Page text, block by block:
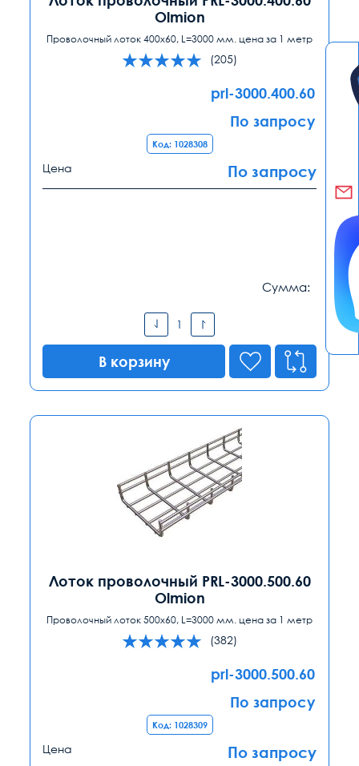
Olmion
Проволочный лоток 400x60, L=3000 мм. цена за 1 метр
(205)
prl-3000.400.60
По запросу
Код: 1028308
Цена По запросу
Сумма:
В корзину
Лоток проволочный PRL-3000.500.60
Olmion
Проволочный лоток 500x60, L=3000 мм. цена за 1 метр
(382)
prl-3000.500.60
По запросу
Код: 1028309
Цена По запросу